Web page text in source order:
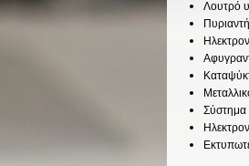
Λουτρό
Σύστημα